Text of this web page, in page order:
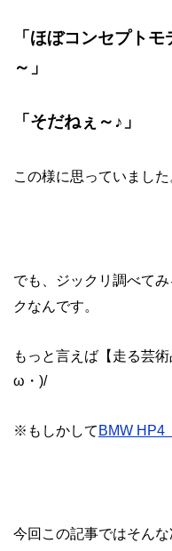
「ほぼコンセプト
～」
「そだねぇ～♪」
この様に思っていました
でも、ジックリ調べてみ
クなんです。
もっと言えば【走る芸
ω・)/
※もしかして BMW
今回この記事ではそん